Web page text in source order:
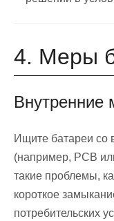
4. Меры
Внутренние
Ищите батареи со
(например, PCB
такие проблемы,
короткое
потребительских